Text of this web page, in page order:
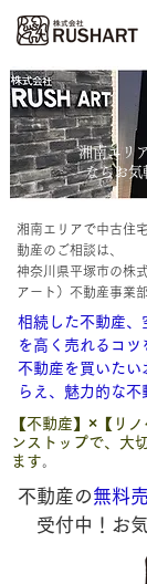
湘南エリ
ならお気
湘南エリアで中古住
動産のご相談は、
神奈川県平塚市の株
アート）不動産事業
相続した不動産、
を高く売れるコツ
不動産を買いたい
らえ、魅力的な不
【不動産】×【リ
ンストップで、大
ます。
不動産の無料
受付中！お